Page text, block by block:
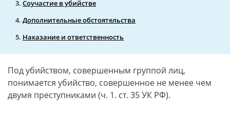
Соучастие в убийстве
Дополнительные обстоятельства
Наказание и ответственность
Под убийством, совершенным группой лиц,
понимается убийство, совершенное не менее чем
двумя преступниками (ч. 1. ст. 35 УК РФ).